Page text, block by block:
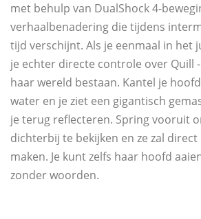
met behulp van DualShock 4-
verhaalbenadering die tijdens
tijd verschijnt. Als je eenmaal in het
je echter directe controle over Quill
haar wereld bestaan. Kantel je
water en je ziet een gigantisch
je terug reflecteren. Spring vooruit
dichterbij te bekijken en ze zal
maken. Je kunt zelfs haar hoofd
zonder woorden.